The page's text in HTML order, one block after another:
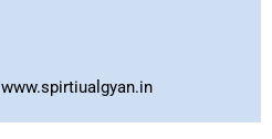
www.spirtiualgyan.in